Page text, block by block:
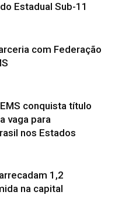
Estadual Sub-11
com Federação
conquista título
vaga para
nos Estados
1,2
na capital